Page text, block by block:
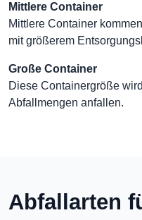
Mittlere Container
Mittlere Container
mit größerem
Große Container
Diese Containergröße
Abfallmengen anfallen.
Abfallarten